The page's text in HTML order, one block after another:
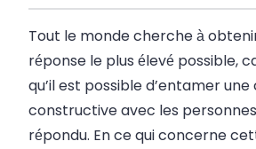
Tout le monde cherche à
réponse le plus élevé possible,
qu’il est possible d’entamer
constructive avec les
répondu. En ce qui concerne